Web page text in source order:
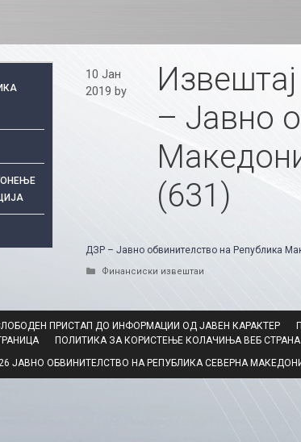
– Јавно
(631)
10 Јан
2019 by
ДЗР – Јавно обвинителство на Република
Categories
Финансиски извештаи
ПРИСТАП ДО ИНФОРМАЦИИ ОД ЈАВЕН КАРАКТЕР
ПОЛИТИКА ЗА КОРИСТЕЊЕ КОЛАЧИЊА ВЕБ СТРАНА
ЈАВНО ОБВИНИТЕЛСТВО НА РЕПУБЛИКА СЕВЕРНА МАКЕДОНИЈА